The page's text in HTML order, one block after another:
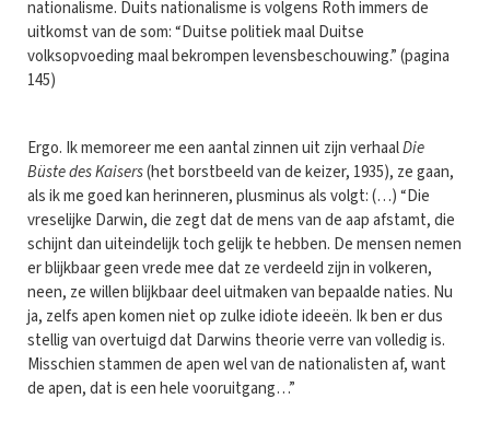
nationalisme. Duits nationalisme is volgens Roth immers de
uitkomst van de som: “Duitse politiek maal Duitse
volksopvoeding maal bekrompen levensbeschouwing.” (pagina
145)
Ergo. Ik memoreer me een aantal zinnen uit zijn verhaalDie
Büste des Kaisers(het borstbeeld van de keizer, 1935), ze gaan,
als ik me goed kan herinneren, plusminus als volgt: (…) “Die
vreselijke Darwin, die zegt dat de mens van de aap afstamt, die
schijnt dan uiteindelijk toch gelijk te hebben. De mensen nemen
er blijkbaar geen vrede mee dat ze verdeeld zijn in volkeren,
neen, ze willen blijkbaar deel uitmaken van bepaalde naties. Nu
ja, zelfs apen komen niet op zulke idiote ideeën. Ik ben er dus
stellig van overtuigd dat Darwins theorie verre van volledig is.
Misschien stammen de apen wel van de nationalisten af, want
de apen, dat is een hele vooruitgang…”